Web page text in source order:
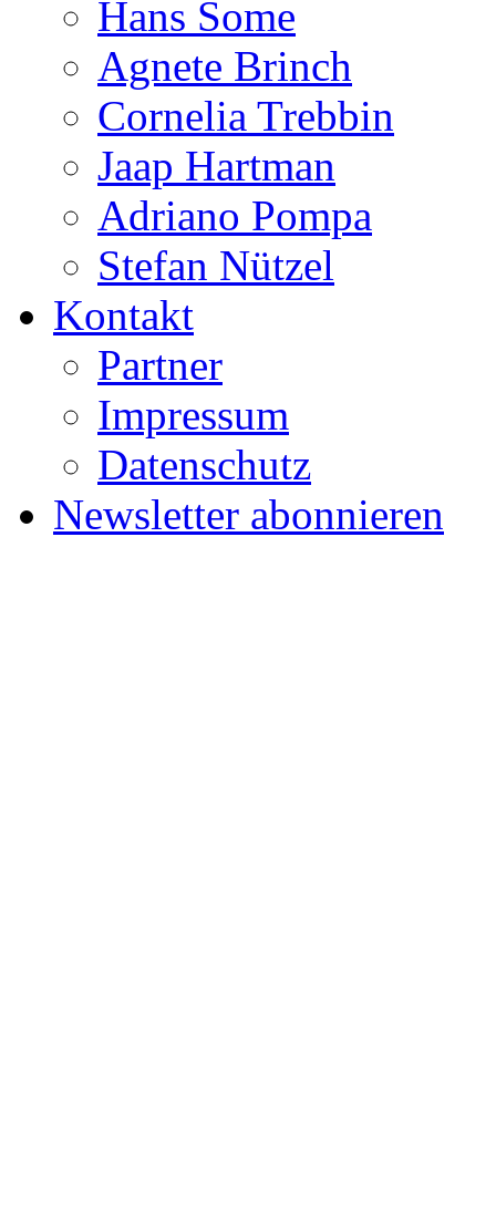
Hans Some
Agnete Brinch
Cornelia Trebbin
Jaap Hartman
Adriano Pompa
Stefan Nützel
Kontakt
Partner
Impressum
Datenschutz
Newsletter abonnieren